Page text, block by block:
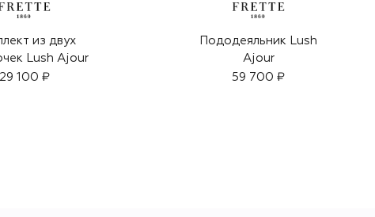
из двух
Lush Ajour
29 100 ₽
Пододеяльник Lush
Ajour
59 700 ₽